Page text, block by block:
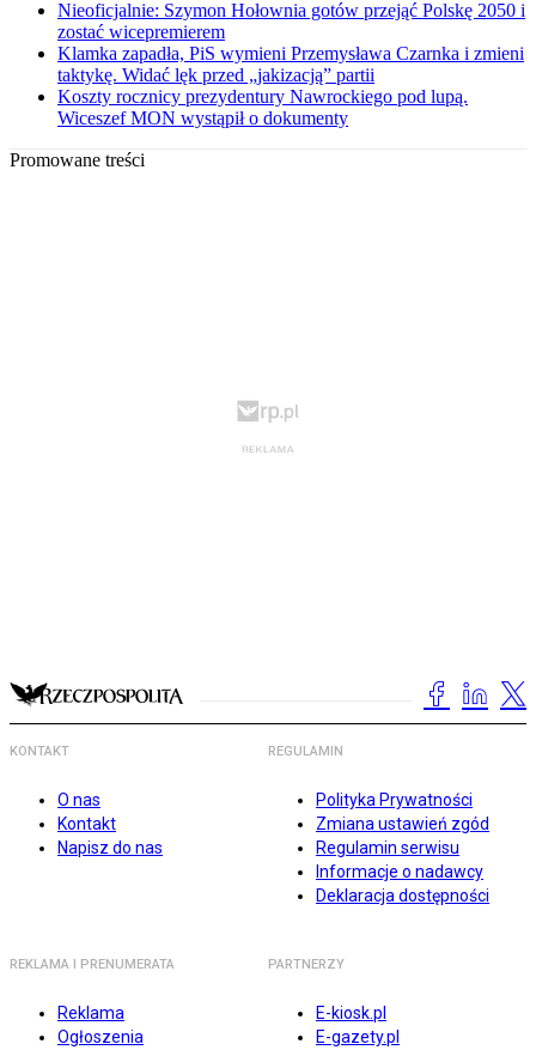
Nieoficjalnie: Szymon Hołownia gotów przejąć Polskę 2050 i
zostać wicepremierem
Klamka zapadła, PiS wymieni Przemysława Czarnka i zmieni
taktykę. Widać lęk przed „jakizacją” partii
Koszty rocznicy prezydentury Nawrockiego pod lupą.
Wiceszef MON wystąpił o dokumenty
Promowane treści
KONTAKT
O nas
Kontakt
Napisz do nas
REGULAMIN
Polityka Prywatności
Zmiana ustawień zgód
Regulamin serwisu
Informacje o nadawcy
Deklaracja dostępności
REKLAMA I PRENUMERATA
Reklama
Ogłoszenia
PARTNERZY
E-kiosk.pl
E-gazety.pl